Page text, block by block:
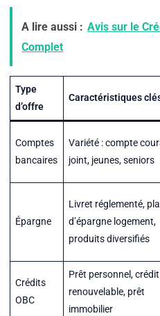
A lire aussi : Avis sur le
Complet
Type
d’offre
Caractéristiques
Comptes
bancaires
Variété : compte
joint, jeunes, seniors
Épargne
Livret réglementé,
d’épargne logement,
produits diversifiés
Crédits
OBC
Prêt personnel, crédit
renouvelable, prêt
immobilier